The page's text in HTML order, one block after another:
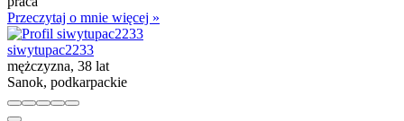
Przeczytaj o mnie więcej »
siwytupac2233
mężczyzna, 38 lat
Sanok, podkarpackie